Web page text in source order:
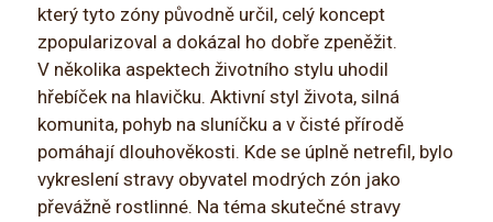
který tyto zóny původně určil, celý koncept
zpopularizoval a dokázal ho dobře zpeněžit.
V několika aspektech životního stylu uhodil
hřebíček na hlavičku. Aktivní styl života, silná
komunita, pohyb na sluníčku a v čisté přírodě
pomáhají dlouhověkosti. Kde se úplně netrefil, bylo
vykreslení stravy obyvatel modrých zón jako
převážně rostlinné. Na téma skutečné stravy